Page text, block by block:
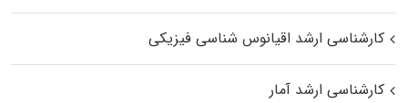
کارشناسی ارشد اقیانوس‌ شناسی فیزیکی
کارشناسی ارشد آمار